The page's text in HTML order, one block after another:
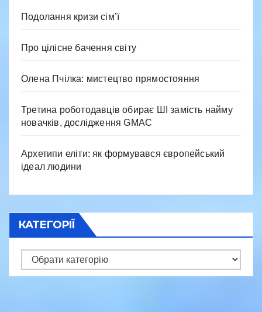
Подолання кризи сім’ї
Про цілісне бачення світу
Олена Пчілка: мистецтво прямостояння
Третина роботодавців обирає ШІ замість найму
новачків, дослідження GMAC
Архетипи еліти: як формувався європейський
ідеал людини
КАТЕГОРІЇ
Категорії